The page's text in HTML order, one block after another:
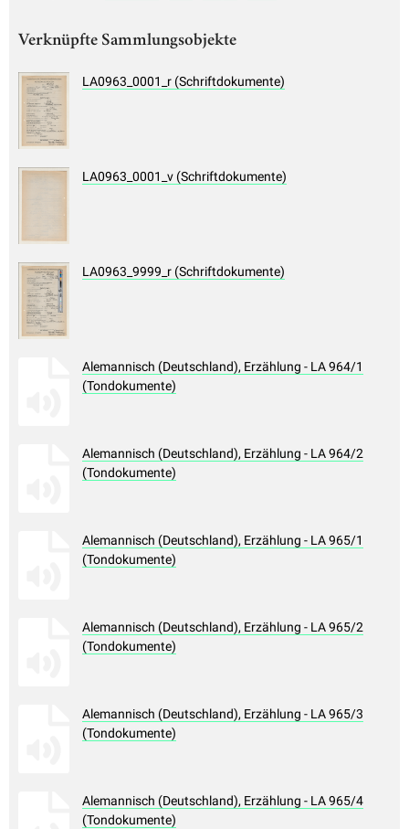
Verknüpfte Sammlungsobjekte
LA0963_0001_r (Schriftdokumente)
LA0963_0001_v (Schriftdokumente)
LA0963_9999_r (Schriftdokumente)
Alemannisch (Deutschland), Erzählung - LA 964/1
(Tondokumente)
Alemannisch (Deutschland), Erzählung - LA 964/2
(Tondokumente)
Alemannisch (Deutschland), Erzählung - LA 965/1
(Tondokumente)
Alemannisch (Deutschland), Erzählung - LA 965/2
(Tondokumente)
Alemannisch (Deutschland), Erzählung - LA 965/3
(Tondokumente)
Alemannisch (Deutschland), Erzählung - LA 965/4
(Tondokumente)